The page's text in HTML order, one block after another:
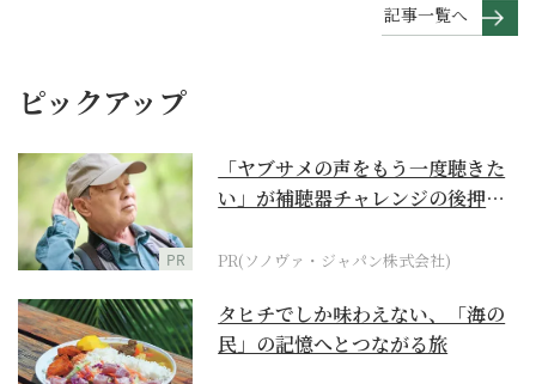
記事一覧へ
ピックアップ
PR
「ヤブサメの声をもう一度聴きた
い」が補聴器チャレンジの後押し
PR(ソノヴァ・ジャパン株式会社)
タヒチでしか味わえない、「海の
民」の記憶へとつながる旅